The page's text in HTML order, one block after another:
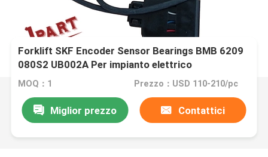
Forklift SKF Encoder Sensor Bearings BMB 6209
080S2 UB002A Per impianto elettrico
MOQ：1 Prezzo：USD 110-210/pc
Miglior prezzo Contattici